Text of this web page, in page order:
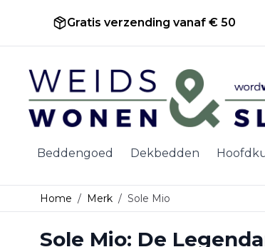
Gratis verzending vanaf € 50
Ga naar de inhoud
Beddengoed Dekbedden
Home / Merk / Sole Mio
Sole Mio: De